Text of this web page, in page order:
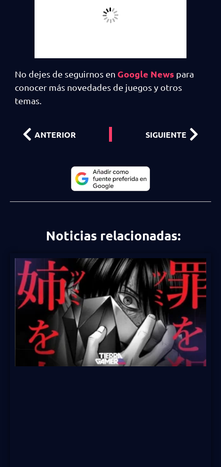
No dejes de seguirnos en Google News para
conocer más novedades de juegos y otros
temas.
ANTERIOR SIGUIENTE
Noticias relacionadas: